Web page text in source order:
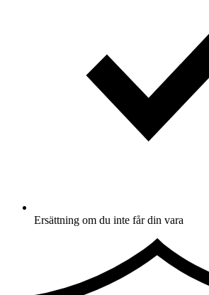
Ersättning om du inte får din vara